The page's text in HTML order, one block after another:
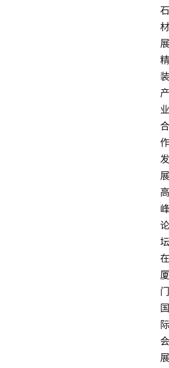
石
材
展
精
装
产
业
合
作
发
展
高
峰
论
坛
在
厦
门
国
际
会
展